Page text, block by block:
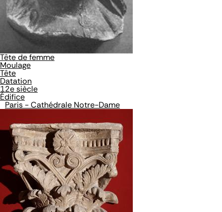
Tête de femme
Moulage
Tête
Datation
12e siècle
Édifice
Paris - Cathédrale Notre-Dame